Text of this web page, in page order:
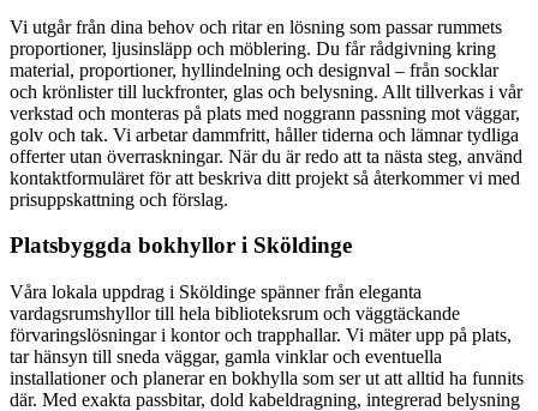
Vi utgår från dina behov och ritar en lösning som passar rummets
proportioner, ljusinsläpp och möblering. Du får rådgivning kring
material, proportioner, hyllindelning och designval – från socklar
och krönlister till luckfronter, glas och belysning. Allt tillverkas i vår
verkstad och monteras på plats med noggrann passning mot väggar,
golv och tak. Vi arbetar dammfritt, håller tiderna och lämnar tydliga
offerter utan överraskningar. När du är redo att ta nästa steg, använd
kontaktformuläret för att beskriva ditt projekt så återkommer vi med
prisuppskattning och förslag.
Platsbyggda bokhyllor i Sköldinge
Våra lokala uppdrag i Sköldinge spänner från eleganta
vardagsrumshyllor till hela biblioteksrum och väggtäckande
förvaringslösningar i kontor och trapphallar. Vi mäter upp på plats,
tar hänsyn till sneda väggar, gamla vinklar och eventuella
installationer och planerar en bokhylla som ser ut att alltid ha funnits
där. Med exakta passbitar, dold kabeldragning, integrerad belysning